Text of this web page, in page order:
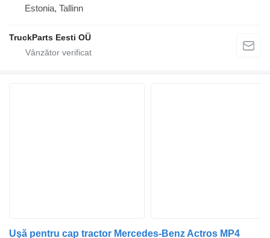
Estonia, Tallinn
TruckParts Eesti OÜ
Uşă pentru cap tractor Mercedes-Benz Actros MP4